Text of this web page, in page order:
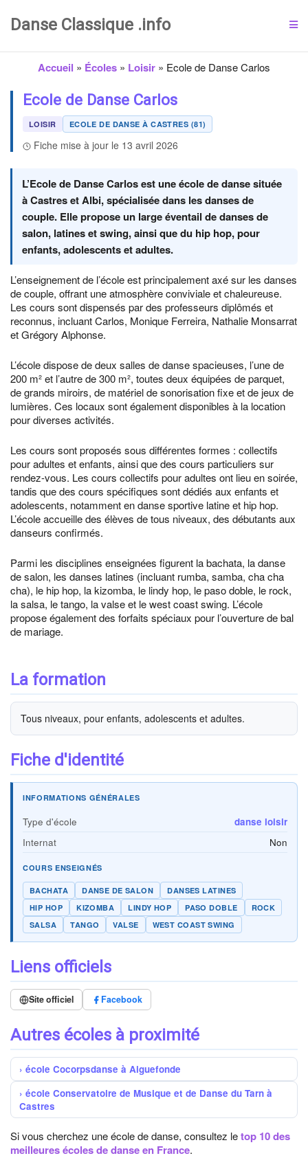
Danse Classique .info
Accueil » Écoles » Loisir » Ecole de Danse Carlos
Ecole de Danse Carlos
LOISIR ECOLE DE DANSE À CASTRES (81)
Fiche mise à jour le 13 avril 2026
L’Ecole de Danse Carlos est une école de danse située
à Castres et Albi, spécialisée dans les danses de
couple. Elle propose un large éventail de danses de
salon, latines et swing, ainsi que du hip hop, pour
enfants, adolescents et adultes.
L’enseignement de l’école est principalement axé sur les danses
de couple, offrant une atmosphère conviviale et chaleureuse.
Les cours sont dispensés par des professeurs diplômés et
reconnus, incluant Carlos, Monique Ferreira, Nathalie Monsarrat
et Grégory Alphonse.
L’école dispose de deux salles de danse spacieuses, l’une de
200 m² et l’autre de 300 m², toutes deux équipées de parquet,
de grands miroirs, de matériel de sonorisation fixe et de jeux de
lumières. Ces locaux sont également disponibles à la location
pour diverses activités.
Les cours sont proposés sous différentes formes : collectifs
pour adultes et enfants, ainsi que des cours particuliers sur
rendez-vous. Les cours collectifs pour adultes ont lieu en soirée,
tandis que des cours spécifiques sont dédiés aux enfants et
adolescents, notamment en danse sportive latine et hip hop.
L’école accueille des élèves de tous niveaux, des débutants aux
danseurs confirmés.
Parmi les disciplines enseignées figurent la bachata, la danse
de salon, les danses latines (incluant rumba, samba, cha cha
cha), le hip hop, la kizomba, le lindy hop, le paso doble, le rock,
la salsa, le tango, la valse et le west coast swing. L’école
propose également des forfaits spéciaux pour l’ouverture de bal
de mariage.
La formation
Tous niveaux, pour enfants, adolescents et adultes.
Fiche d'identité
INFORMATIONS GÉNÉRALES
Type d'école
danse loisir
Internat
Non
COURS ENSEIGNÉS
BACHATA DANSE DE SALON
DANSES LATINES
HIP HOP
KIZOMBA LINDY HOP PASO DOBLE
ROCK
SALSA
TANGO VALSE WEST COAST SWING
Liens officiels
Site officiel Facebook
Autres écoles à proximité
école Cocorpsdanse à Aiguefonde
école Conservatoire de Musique et de Danse du Tarn à
Castres
Si vous cherchez une école de danse, consultez letop 10 des
meilleures écoles de danse en France.